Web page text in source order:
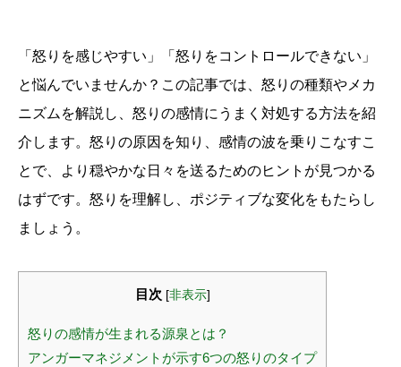
「怒りを感じやすい」「怒りをコントロールできない」
と悩んでいませんか？この記事では、怒りの種類やメカ
ニズムを解説し、怒りの感情にうまく対処する方法を紹
介します。怒りの原因を知り、感情の波を乗りこなすこ
とで、より穏やかな日々を送るためのヒントが見つかる
はずです。怒りを理解し、ポジティブな変化をもたらし
ましょう。
目次 [非表示]
怒りの感情が生まれる源泉とは？
アンガーマネジメントが示す6つの怒りのタイプ